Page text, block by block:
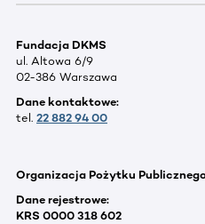
Fundacja DKMS
ul. Altowa 6/9
02-386 Warszawa
Dane kontaktowe:
tel. 22 882 94 00
Organizacja Pożytku
Dane rejestrowe:
KRS 0000 318 602